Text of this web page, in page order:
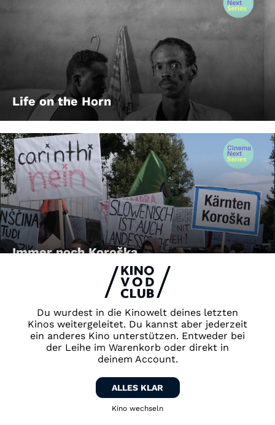
Du wurdest in die Kinowelt deines letzten
Kinos weitergeleitet. Du kannst aber jederzeit
ein anderes Kino unterstützen. Entweder bei
der Leihe im Warenkorb oder direkt in
deinem Account.
ALLES KLAR
Kino wechseln
Life on the Horn
Immer noch Koroška
FRAUENFRAGMENTE: Galila &
FRAUENFRAGMENTE: Gini und Resi